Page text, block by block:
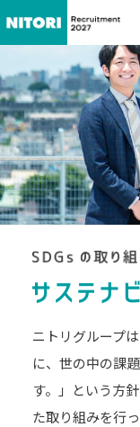
ニトリグループ
に、 世の中の課
す。」
という方
た取り組みを行っ